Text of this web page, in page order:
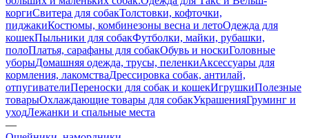
коргиСвитера для собакТолстовки, кофточки,
пиджакиКостюмы, комбинезоны весна и летоОдежда для
кошекПыльники для собакФутболки, майки, рубашки,
полоПлатья, сарафаны для собакОбувь и носкиГоловные
уборыДомашняя одежда, трусы, пеленкиАксессуары для
кормления, лакомстваДрессировка собак, антилай,
отпугивателиПереноски для собак и кошекИгрушкиПолезные
товарыОхлаждающие товары для собакУкрашенияГруминг и
уходЛежанки и спальные места
—